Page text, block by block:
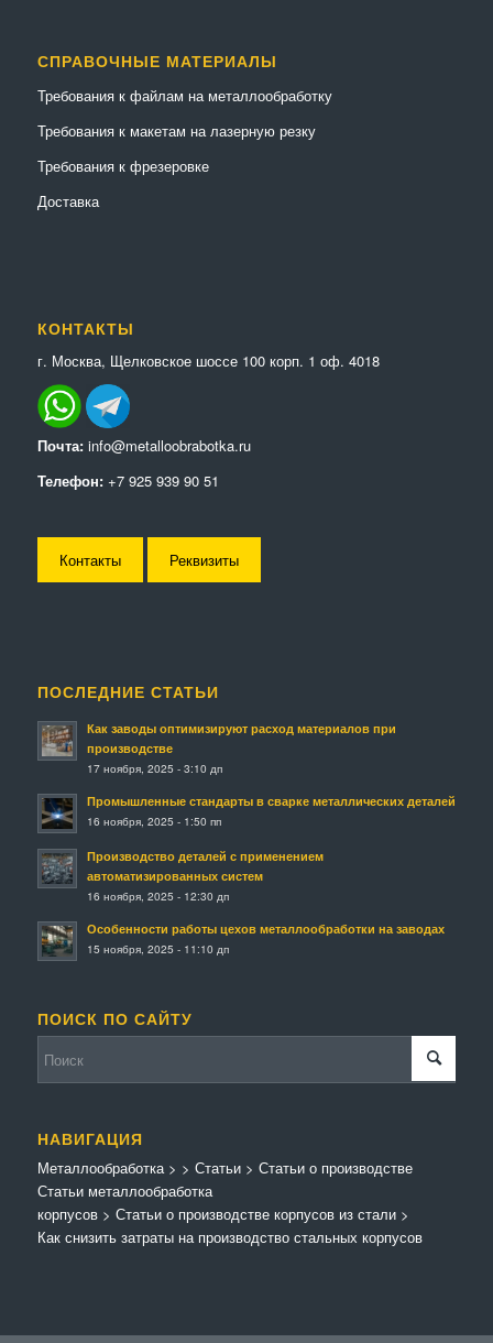
СПРАВОЧНЫЕ МАТЕРИАЛЫ
Требования к файлам на металлообработку
Требования к макетам на лазерную резку
Требования к фрезеровке
Доставка
КОНТАКТЫ
г. Москва, Щелковское шоссе 100 корп. 1 оф. 4018
Почта: info@metalloobrabotka.ru
Телефон: +7 925 939 90 51
Контакты Реквизиты
ПОСЛЕДНИЕ СТАТЬИ
Как заводы оптимизируют расход материалов при
производстве
17 ноября, 2025 - 3:10 дп
Промышленные стандарты в сварке металлических деталей
16 ноября, 2025 - 1:50 пп
Производство деталей с применением
автоматизированных систем
16 ноября, 2025 - 12:30 дп
Особенности работы цехов металлообработки на заводах
15 ноября, 2025 - 11:10 дп
ПОИСК ПО САЙТУ
НАВИГАЦИЯ
Металлообработка>
Статьи металлообработка
> Статьи> Статьи о производстве
корпусов> Статьи о производстве корпусов из стали>
Как снизить затраты на производство стальных корпусов